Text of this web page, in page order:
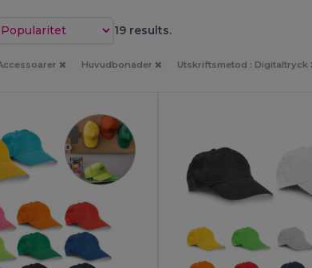
efter 19 results.
Huvudbonader Utskriftsmetod : Digitaltryck